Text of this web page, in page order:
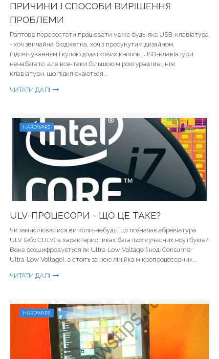
ПРИЧИНИ І СПОСОБИ ВИРІШЕННЯ
ПРОБЛЕМИ
Раптово переростати працювати може будь-яка USB-клавіатура
- хоч звичайна бюджетна, хоч з просунутим дизайном,
підсвічуванням і купою додаткових кнопок. USB-клавіатури
ненабагато, але все-таки більшою мірою уразливі, ніж
клавіатури, що підключаються...
ЧИТАТИ ДАЛІ
HARDWARE
ULV-ПРОЦЕСОРИ - ЩО ЦЕ ТАКЕ?
Чи замислювалися ви коли-небудь, що позначає абревіатура
ULV (або CULV) в характеристиках багатьох сучасних ноутбуків?
Вона розшифровується як Ultra-Low Voltage (іноді Consumer
Ultra-Low Voltage), а стоїть за нею лінійка мікропроцесорних...
ЧИТАТИ ДАЛІ
HARDWARE